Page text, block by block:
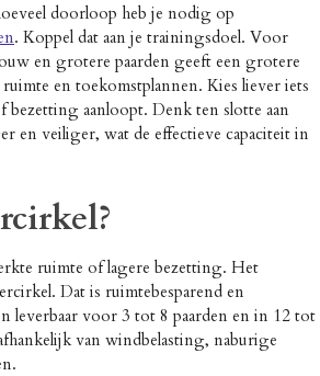
doorloop heb je nodig op
. Koppel dat aan je trainingsdoel. Voor
en grotere paarden geeft een grotere
en toekomstplannen. Kies liever iets
bezetting aanloopt. Denk ten slotte aan
en veiliger, wat de effectieve capaciteit in
ruimte of lagere bezetting. Het
Dat is ruimtebesparend en
leverbaar voor 3 tot 8 paarden en in 12 tot
van windbelasting, naburige